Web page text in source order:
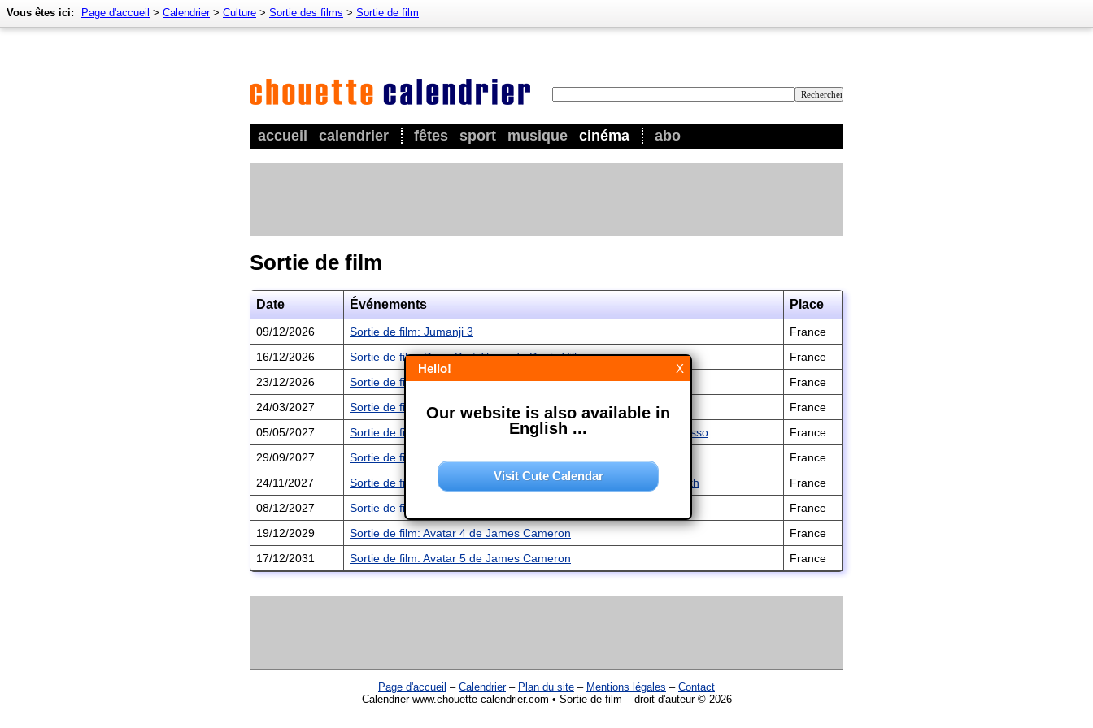
accueil calendrier fêtes sport musique cinéma abo
Vous êtes ici: Page d'accueil > Calendrier> Culture > Sortie des films > Sortie de film
Sortie de film
Date Événements Place
09/12/2026 Sortie de film: Jumanji 3
France
16/12/2026
Sortie de film: Dune Part Three de Denis Villeneuve
France
23/12/2026
Sortie de film: Shrek 5
France
24/03/2027
Sortie de film: Sonic The Hedgehog 4
France
05/05/2027
Sortie de film: Avengers: Secret Wars de Joe Russo et Anthony Russo
France
29/09/2027
Sortie de film: The Batman: Part II de Matt Reeves
France
24/11/2027
Sortie de film: La Reine des Neiges 3 de Jennifer Lee et Marc Smith
France
08/12/2027
Sortie de film: Johnny
France
19/12/2029
Sortie de film: Avatar 4 de James Cameron
France
17/12/2031
Sortie de film: Avatar 5 de James Cameron France
Page d'accueil – Calendrier– Plan du site – Mentions légales – Contact
Calendrier www.chouette-calendrier.com • Sortie de film – droit d'auteur © 2026
X
Hello!
Our website is also available in
English ...
Visit Cute Calendar